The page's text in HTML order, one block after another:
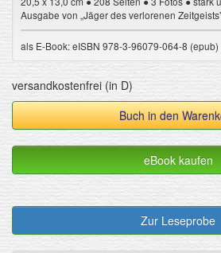
Ausgabe von „Jäger des verlorenen
als E-Book: eISBN 978-3-96079-064-8
versandkostenfrei (in D)
Buch in den
eBook kaufen
Zur Leseprobe